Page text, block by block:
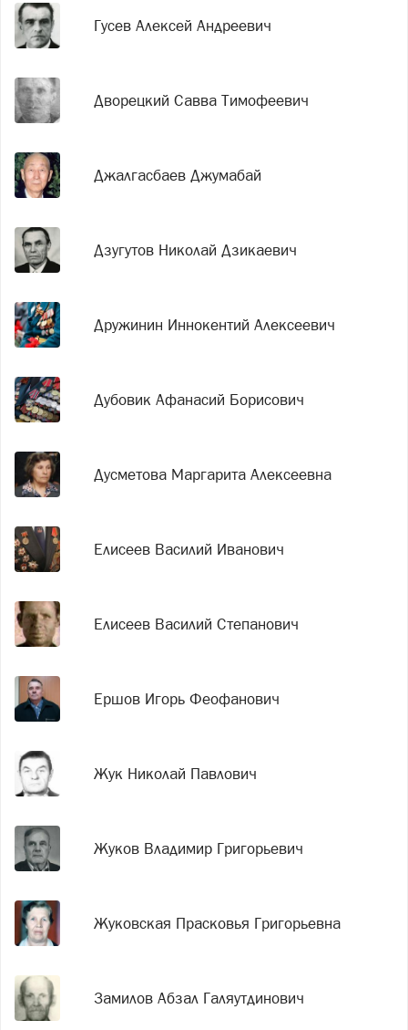
Гусев Алексей Андреевич
Дворецкий Савва Тимофеевич
Джалгасбаев Джумабай
Дзугутов Николай Дзикаевич
Дружинин Иннокентий Алексеевич
Дубовик Афанасий Борисович
Дусметова Маргарита Алексеевна
Елисеев Василий Иванович
Елисеев Василий Степанович
Ершов Игорь Феофанович
Жук Николай Павлович
Жуков Владимир Григорьевич
Жуковская Прасковья Григорьевна
Замилов Абзал Галяутдинович